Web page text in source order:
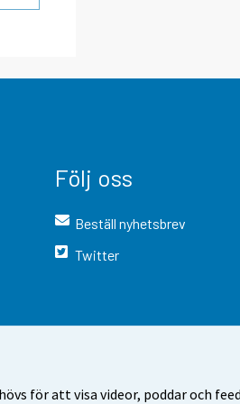
för att visa videor, poddar och
Följ oss
Beställ nyhetsbrev
Twitter